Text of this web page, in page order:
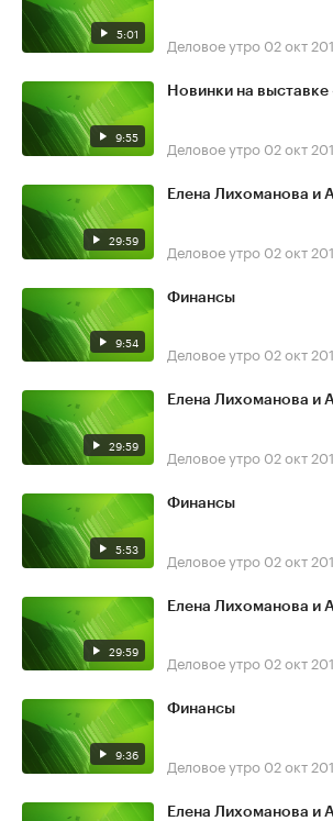
5:01 Деловое утро 02 окт
9:55
Новинки на
Деловое утро 02 окт
29:59
Елена Лихоманова и
Деловое утро 02 окт
9:54
Финансы
Деловое утро 02 окт
29:59
Елена Лихоманова и
Деловое утро 02 окт
5:53
Финансы
Деловое утро 02 окт
29:59
Елена Лихоманова и
Деловое утро 02 окт
9:36
Финансы
Деловое утро 02 окт
Елена Лихоманова и